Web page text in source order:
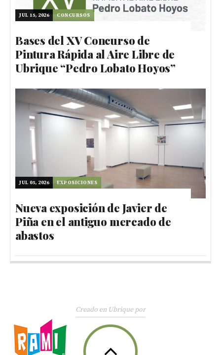
JUL 15, 2026 CONCURSOS
Bases del XV Concurso de
Pintura Rápida al Aire Libre de
Ubrique “Pedro Lobato Hoyos”
JUL 05, 2026 EXPOSICIONES
Nueva exposición de Javier de
Piña en el antiguo mercado de
abastos
Creado en Ubrique por